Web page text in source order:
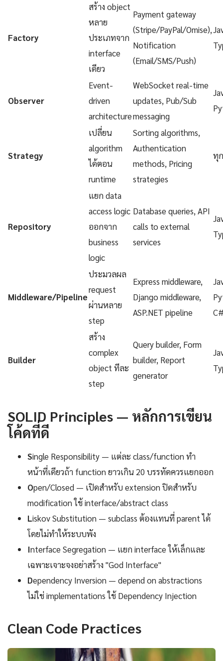
Factory
สร้าง object
หลาย
ประเภทจาก
interface
เดียว
Payment gateway
(Stripe/PayPal/Omise),
Notification
(Email/SMS/Push)
Observer
Event-
driven
architecture
WebSocket real-time
updates, Pub/Sub
messaging
Strategy
เปลี่ยน
algorithm
ได้ตอน
runtime
Sorting algorithms,
Authentication
methods, Pricing
strategies
ทุ
Repository
แยก data
access logic
ออกจาก
business
logic
Database queries, API
calls to external
services
Middleware/Pipeline
ประมวลผล
request
ผ่านหลาย
step
Express middleware,
Django middleware,
ASP.NET pipeline
Builder
สร้าง
complex
object ทีละ
step
Query builder, Form
builder, Report
generator
SOLID Principles — หลักการเขียน
โค้ดที่ดี
Single Responsibility — แต่ละ class/function ทำ
หน้าที่เดียวถ้า function ยาวเกิน 20 บรรทัดควรแยกออก
Open/Closed — เปิดสำหรับ extension ปิดสำหรับ
modification ใช้ interface/abstract class
Liskov Substitution — subclass ต้องแทนที่ parent ได้
โดยไม่ทำให้ระบบพัง
Interface Segregation — แยก interface ให้เล็กและ
เฉพาะเจาะจงอย่าสร้าง "God Interface"
Dependency Inversion — depend on abstractions
ไม่ใช่ implementations ใช้ Dependency Injection
Clean Code Practices